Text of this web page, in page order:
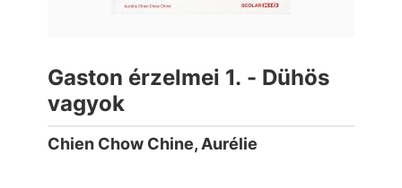
Gaston érzelmei 1. - Dühös
vagyok
Chien Chow Chine, Aurélie